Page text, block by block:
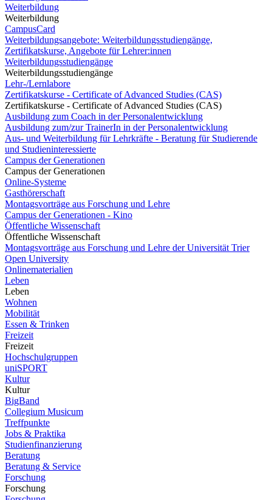
Weiterbildung
Weiterbildung
CampusCard
Weiterbildungsangebote: Weiterbildungsstudiengänge,
Zertifikatskurse, Angebote für Lehrer:innen
Weiterbildungsstudiengänge
Weiterbildungsstudiengänge
Lehr-/Lernlabore
Zertifikatskurse - Certificate of Advanced Studies (CAS)
Zertifikatskurse - Certificate of Advanced Studies (CAS)
Ausbildung zum Coach in der Personalentwicklung
Ausbildung zum/zur TrainerIn in der Personalentwicklung
Aus- und Weiterbildung für Lehrkräfte - Beratung für Studierende
und Studieninteressierte
Campus der Generationen
Campus der Generationen
Online-Systeme
Gasthörerschaft
Montagsvorträge aus Forschung und Lehre
Campus der Generationen - Kino
Öffentliche Wissenschaft
Öffentliche Wissenschaft
Montagsvorträge aus Forschung und Lehre der Universität Trier
Open University
Onlinematerialien
Leben
Leben
Wohnen
Mobilität
Essen & Trinken
Freizeit
Freizeit
Hochschulgruppen
uniSPORT
Kultur
Kultur
BigBand
Collegium Musicum
Treffpunkte
Jobs & Praktika
Studienfinanzierung
Beratung
Beratung & Service
Forschung
Forschung